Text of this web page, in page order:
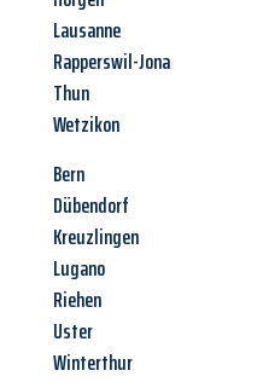
Lausanne
Rapperswil-Jona
Thun
Wetzikon
Bern
Dübendorf
Kreuzlingen
Lugano
Riehen
Uster
Winterthur